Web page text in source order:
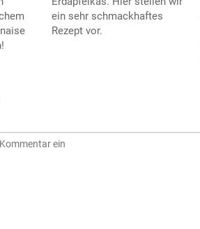
ein sehr schmackhaftes
Rezept vor.